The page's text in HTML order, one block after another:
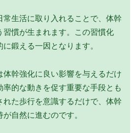
常生活に取り入れることで、体幹
習慣が生まれます。この習慣化
鍛える一因となります。
体幹強化に良い影響を与えるだけ
率的な動きを促す重要な手段とも
れた歩行を意識するだけで、体幹
自然に進むのです。